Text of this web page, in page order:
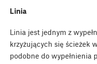
Linia
Linia jest jednym z
krzyżujących się ścieżek
podobne do wypełnienia